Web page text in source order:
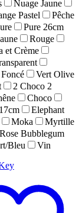
Nuage Jaune
Pastel
Pêche
Pure 26cm
Rouge
et Crème
Vert Olive
2 Choco 2
Choco
Elephant
Moka
Myrtille
Rose Bubblegum
Bleu Vin